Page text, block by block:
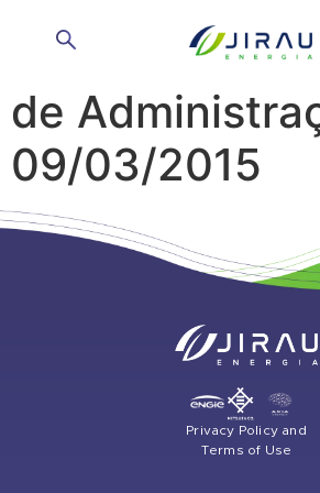
Reunião do
de
09/03/2015
Privacy Policy and
Terms of Use